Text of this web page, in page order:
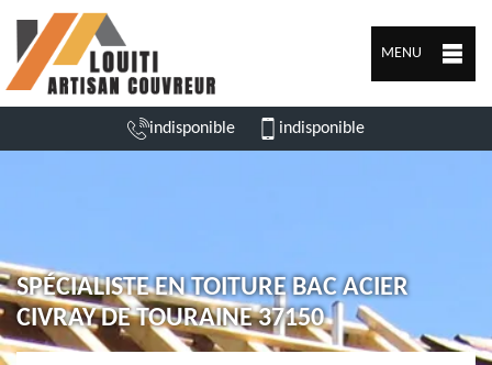
MENU
indisponible indisponible
SPÉCIALISTE EN TOITURE BAC ACIER
CIVRAY DE TOURAINE 37150